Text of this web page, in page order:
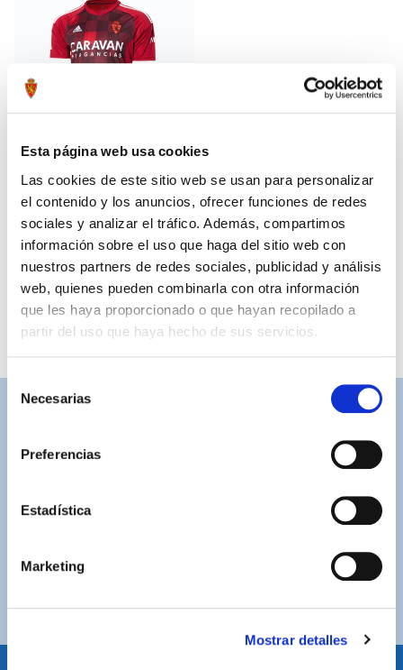
Esta página web usa cookies
Las cookies de este sitio web se usan para personalizar
el contenido y los anuncios, ofrecer funciones de redes
sociales y analizar el tráfico. Además, compartimos
información sobre el uso que haga del sitio web con
nuestros partners de redes sociales, publicidad y análisis
web, quienes pueden combinarla con otra información
que les haya proporcionado o que hayan recopilado a
partir del uso que haya hecho de sus servicios.
Selección
Necesarias
Preferencias
Estadística
Marketing
Mostrar detalles
CAMISETA AWAY TOMATE
ADULTO 23/24
79,95 €
Contacta con nosotros para solucionar cualquier duda.
Por compras superiores a 100€ (España peninsular)
Plataforma de pago segura a través de tarjeta o